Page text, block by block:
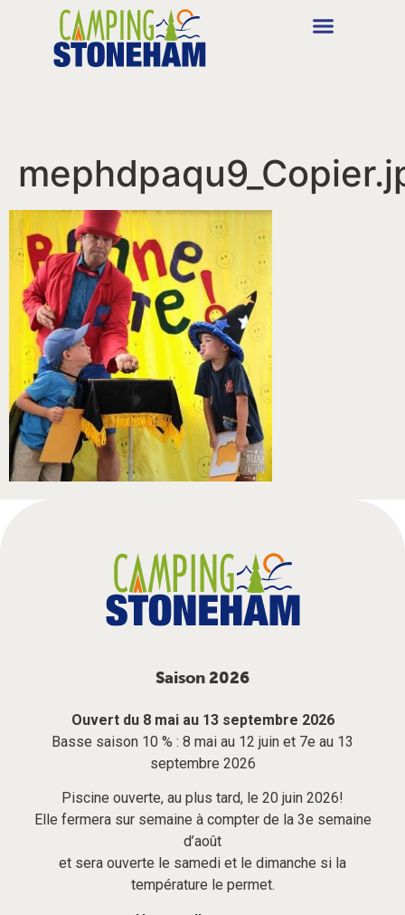
Saison 2026
Ouvert du 8 mai au 13 septembre 2026
Basse saison 10 % : 8 mai au 12 juin et 7e au 13
septembre 2026
Piscine ouverte, au plus tard, le 20 juin 2026!
Elle fermera sur semaine à compter de la 3e semaine
d’août
et sera ouverte le samedi et le dimanche si la
température le permet.